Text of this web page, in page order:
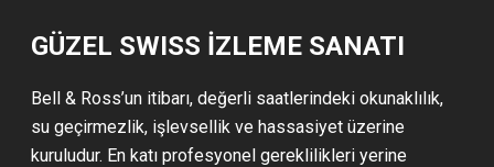
GÜZEL SWISS İZLEME SANATI
Bell & Ross’un itibarı, değerli saatlerindeki okunaklılık,
su geçirmezlik, işlevsellik ve hassasiyet üzerine
kuruludur. En katı profesyonel gereklilikleri yerine